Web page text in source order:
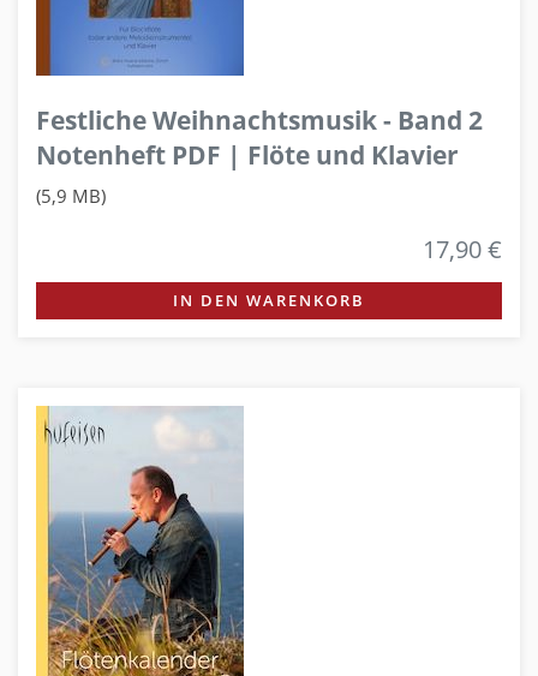
Festliche Weihnachtsmusik - Band 2
Notenheft PDF | Flöte und Klavier
(5,9 MB)
17,90 €
IN DEN WARENKORB